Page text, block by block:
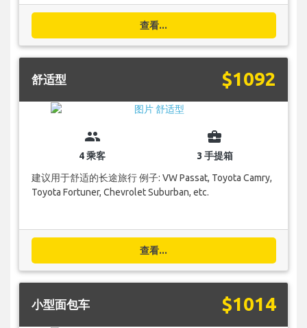
查看...
舒适型 $1092
group
4 乘客
business_center
3 手提箱
建议用于舒适的长途旅行 例子: VW Passat, Toyota Camry,
Toyota Fortuner, Chevrolet Suburban, etc.
查看...
小型面包车 $1014